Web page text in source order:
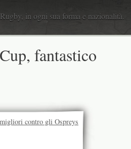
in ogni sua forma e nazionalità.
fantastico